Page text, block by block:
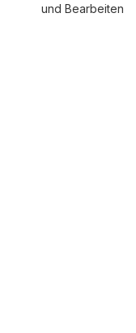
und Bearbeiten